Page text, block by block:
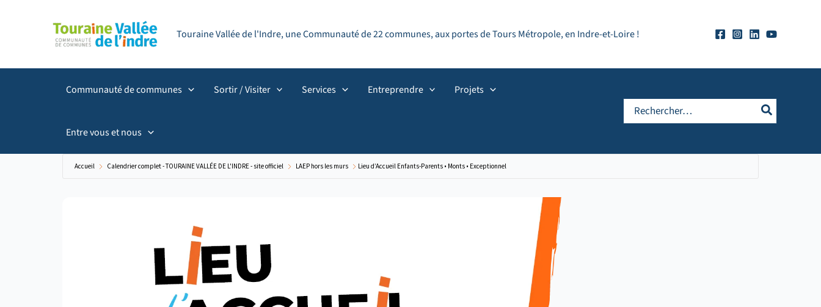
Touraine Vallée de l'Indre, une Communauté de 22 communes, aux portes de Tours Métropole, en Indre-et-Loire !
Communauté de communes Sortir / Visiter Services Entreprendre Projets
Entre vous et nous
Rechercher:
Accueil Calendrier complet - TOURAINE VALLÉE DE L'INDRE - site officiel LAEP hors les murs Lieu d’Accueil Enfants-Parents • Monts • Exceptionnel